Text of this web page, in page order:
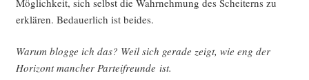
erklä­ren. Bedau­er­lich ist beides.
War­um blog­ge ich das? Weil sich gera­de zeigt, wie eng der
Hori­zont man­cher Par­tei­freun­de ist.